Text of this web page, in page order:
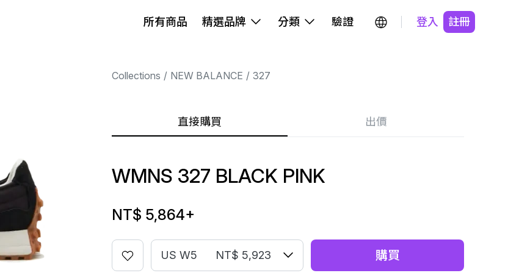
所有商品 精選品牌 分類 驗證 登入 註冊
Collections NEW BALANCE 327
直接購買 出價
WMNS 327 BLACK PINK
NT$ 5,864+
US W5 NT$ 5,923 購買